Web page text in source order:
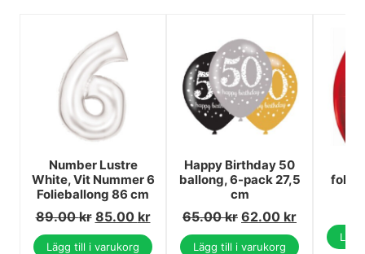
Number Lustre
White, Vit Nummer 6
Folieballong 86 cm
89.00kr 85.00 kr
Lägg till i varukorg
Happy Birthday 50
ballong, 6-pack 27,5
cm
65.00kr 62.00 kr
Lägg till i varukorg